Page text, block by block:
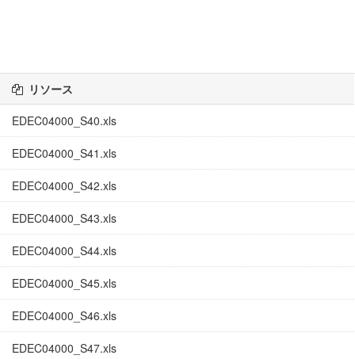
リソース
EDEC04000_S40.xls
EDEC04000_S41.xls
EDEC04000_S42.xls
EDEC04000_S43.xls
EDEC04000_S44.xls
EDEC04000_S45.xls
EDEC04000_S46.xls
EDEC04000_S47.xls